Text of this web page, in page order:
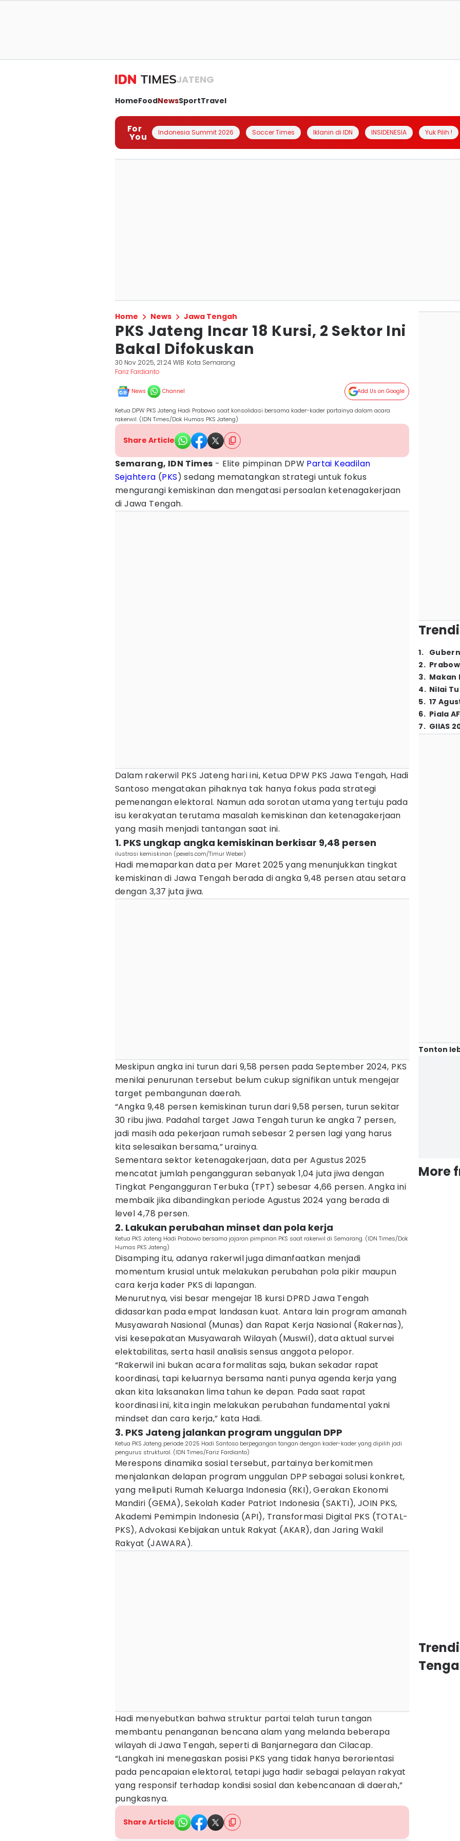
JATENG
HomeFoodNewsSportTravel
For
You Indonesia Summit 2026 Soccer Times Iklanin di IDN INSIDENESIA Yuk Pilih !
Home News Jawa Tengah
PKS Jateng Incar 18 Kursi, 2 Sektor Ini
Bakal Difokuskan
30 Nov 2025, 21:24 WIB Kota Semarang
Fariz Fardianto
News Channel Add Us on Google
Ketua DPW PKS Jateng Hadi Prabowo saat konsolidasi bersama kader-kader partainya dalam acara
rakerwil. (IDN Times/Dok Humas PKS Jateng)
Share Article
Semarang, IDN Times - Elite pimpinan DPW Partai Keadilan
Sejahtera (PKS) sedang mematangkan strategi untuk fokus
mengurangi kemiskinan dan mengatasi persoalan ketenagakerjaan
di Jawa Tengah.
Dalam rakerwil PKS Jateng hari ini, Ketua DPW PKS Jawa Tengah, Hadi
Santoso mengatakan pihaknya tak hanya fokus pada strategi
pemenangan elektoral. Namun ada sorotan utama yang tertuju pada
isu kerakyatan terutama masalah kemiskinan dan ketenagakerjaan
yang masih menjadi tantangan saat ini.
1. PKS ungkap angka kemiskinan berkisar 9,48 persen
ilustrasi kemiskinan (pexels.com/Timur Weber)
Hadi memaparkan data per Maret 2025 yang menunjukkan tingkat
kemiskinan di Jawa Tengah berada di angka 9,48 persen atau setara
dengan 3,37 juta jiwa.
Meskipun angka ini turun dari 9,58 persen pada September 2024, PKS
menilai penurunan tersebut belum cukup signifikan untuk mengejar
target pembangunan daerah.
“Angka 9,48 persen kemiskinan turun dari 9,58 persen, turun sekitar
30 ribu jiwa. Padahal target Jawa Tengah turun ke angka 7 persen,
jadi masih ada pekerjaan rumah sebesar 2 persen lagi yang harus
kita selesaikan bersama,” urainya.
Sementara sektor ketenagakerjaan, data per Agustus 2025
mencatat jumlah pengangguran sebanyak 1,04 juta jiwa dengan
Tingkat Pengangguran Terbuka (TPT) sebesar 4,66 persen. Angka ini
membaik jika dibandingkan periode Agustus 2024 yang berada di
level 4,78 persen.
2. Lakukan perubahan minset dan pola kerja
Ketua PKS Jateng Hadi Prabowo bersama jajaran pimpinan PKS saat rakerwil di Semarang. (IDN Times/Dok
Humas PKS Jateng)
Disamping itu, adanya rakerwil juga dimanfaatkan menjadi
momentum krusial untuk melakukan perubahan pola pikir maupun
cara kerja kader PKS di lapangan.
Menurutnya, visi besar mengejar 18 kursi DPRD Jawa Tengah
didasarkan pada empat landasan kuat. Antara lain program amanah
Musyawarah Nasional (Munas) dan Rapat Kerja Nasional (Rakernas),
visi kesepakatan Musyawarah Wilayah (Muswil), data aktual survei
elektabilitas, serta hasil analisis sensus anggota pelopor.
“Rakerwil ini bukan acara formalitas saja, bukan sekadar rapat
koordinasi, tapi keluarnya bersama nanti punya agenda kerja yang
akan kita laksanakan lima tahun ke depan. Pada saat rapat
koordinasi ini, kita ingin melakukan perubahan fundamental yakni
mindset dan cara kerja,” kata Hadi.
3. PKS Jateng jalankan program unggulan DPP
Ketua PKS Jateng periode 2025 Hadi Santoso berpegangan tangan dengan kader-kader yang dipilih jadi
pengurus struktural. (IDN Times/Fariz Fardianto)
Merespons dinamika sosial tersebut, partainya berkomitmen
menjalankan delapan program unggulan DPP sebagai solusi konkret,
yang meliputi Rumah Keluarga Indonesia (RKI), Gerakan Ekonomi
Mandiri (GEMA), Sekolah Kader Patriot Indonesia (SAKTI), JOIN PKS,
Akademi Pemimpin Indonesia (API), Transformasi Digital PKS (TOTAL-
PKS), Advokasi Kebijakan untuk Rakyat (AKAR), dan Jaring Wakil
Rakyat (JAWARA).
Hadi menyebutkan bahwa struktur partai telah turun tangan
membantu penanganan bencana alam yang melanda beberapa
wilayah di Jawa Tengah, seperti di Banjarnegara dan Cilacap.
“Langkah ini menegaskan posisi PKS yang tidak hanya berorientasi
pada pencapaian elektoral, tetapi juga hadir sebagai pelayan rakyat
yang responsif terhadap kondisi sosial dan kebencanaan di daerah,”
pungkasnya.
Share Article
1.
2.
3. Makan
4. Nilai
5. 17
6. Piala
7. GIIAS
Tonton
More